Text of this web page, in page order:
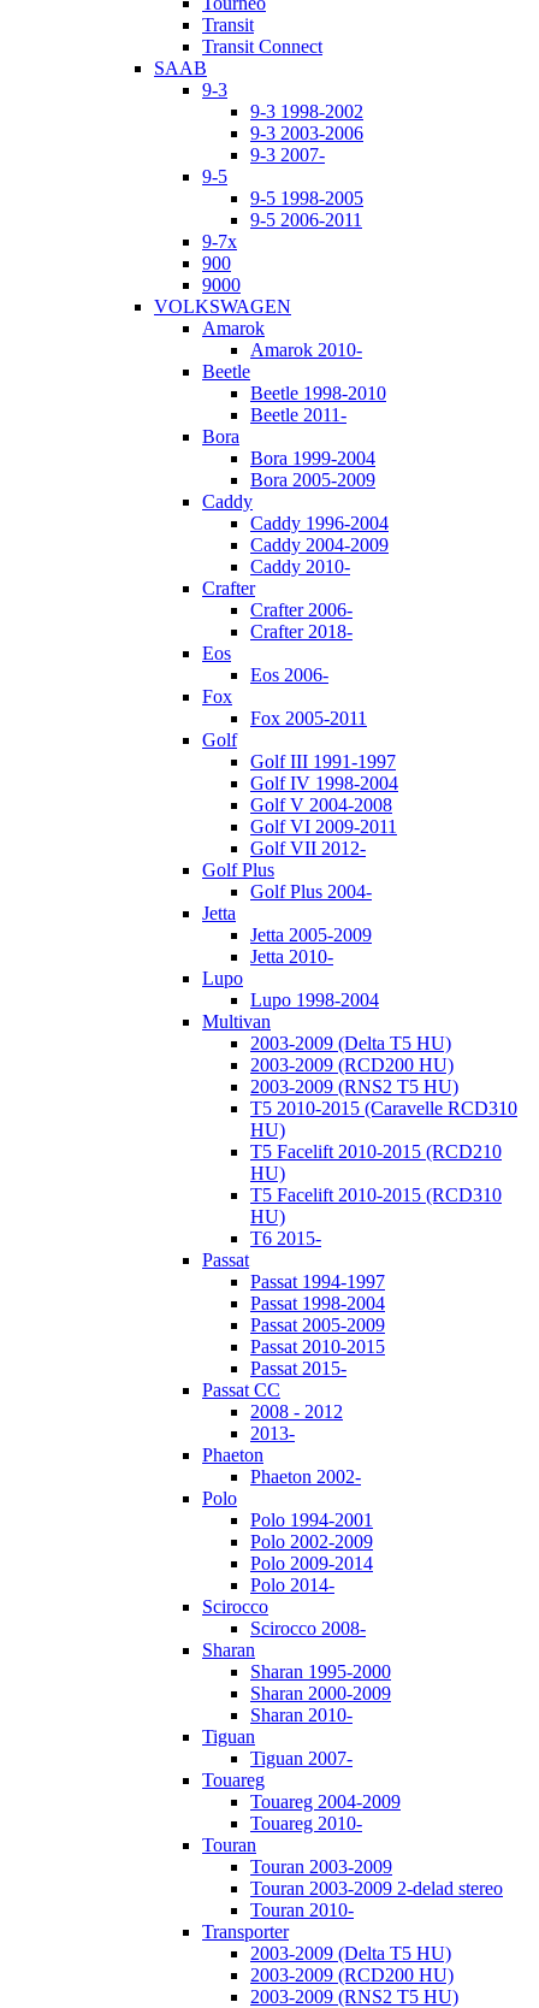
Transit
Transit Connect
SAAB
9-3
9-3 1998-2002
9-3 2003-2006
9-3 2007-
9-5
9-5 1998-2005
9-5 2006-2011
9-7x
900
9000
VOLKSWAGEN
Amarok
Amarok 2010-
Beetle
Beetle 1998-2010
Beetle 2011-
Bora
Bora 1999-2004
Bora 2005-2009
Caddy
Caddy 1996-2004
Caddy 2004-2009
Caddy 2010-
Crafter
Crafter 2006-
Crafter 2018-
Eos
Eos 2006-
Fox
Fox 2005-2011
Golf
Golf III 1991-1997
Golf IV 1998-2004
Golf V 2004-2008
Golf VI 2009-2011
Golf VII 2012-
Golf Plus
Golf Plus 2004-
Jetta
Jetta 2005-2009
Jetta 2010-
Lupo
Lupo 1998-2004
Multivan
2003-2009 (Delta T5 HU)
2003-2009 (RCD200 HU)
2003-2009 (RNS2 T5 HU)
T5 2010-2015 (Caravelle RCD310
HU)
T5 Facelift 2010-2015 (RCD210
HU)
T5 Facelift 2010-2015 (RCD310
HU)
T6 2015-
Passat
Passat 1994-1997
Passat 1998-2004
Passat 2005-2009
Passat 2010-2015
Passat 2015-
Passat CC
2008 - 2012
2013-
Phaeton
Phaeton 2002-
Polo
Polo 1994-2001
Polo 2002-2009
Polo 2009-2014
Polo 2014-
Scirocco
Scirocco 2008-
Sharan
Sharan 1995-2000
Sharan 2000-2009
Sharan 2010-
Tiguan
Tiguan 2007-
Touareg
Touareg 2004-2009
Touareg 2010-
Touran
Touran 2003-2009
Touran 2003-2009 2-delad stereo
Touran 2010-
Transporter
2003-2009 (Delta T5 HU)
2003-2009 (RCD200 HU)
2003-2009 (RNS2 T5 HU)